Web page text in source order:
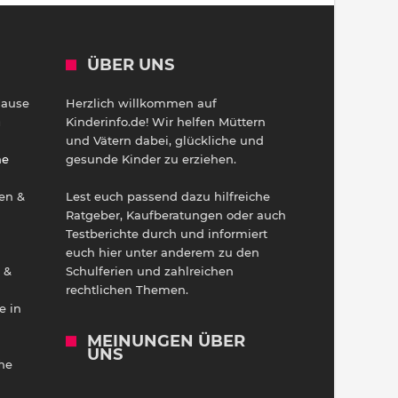
&
&
in
ÜBER UNS
Herzlich willkommen auf
Kinderinfo.de! Wir helfen Müttern
und Vätern dabei, glückliche und
gesunde Kinder zu erziehen.
Lest euch passend dazu hilfreiche
Ratgeber, Kaufberatungen oder auch
Testberichte durch und informiert
euch hier unter anderem zu den
Schulferien und zahlreichen
rechtlichen Themen.
MEINUNGEN ÜBER
UNS